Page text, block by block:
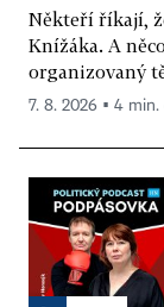
Někteří říkají,
Knížáka. A
organizovaný
7. 8. 2026 ▪ 4 min.